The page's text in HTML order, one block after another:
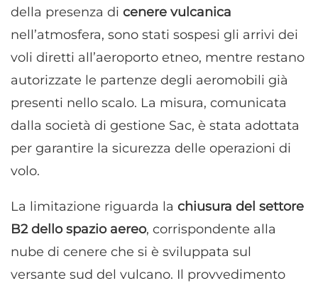
della presenza di cenere vulcanica
nell’atmosfera, sono stati sospesi gli arrivi dei
voli diretti all’aeroporto etneo, mentre restano
autorizzate le partenze degli aeromobili già
presenti nello scalo. La misura, comunicata
dalla società di gestione Sac, è stata adottata
per garantire la sicurezza delle operazioni di
volo.
La limitazione riguarda la chiusura del settore
B2 dello spazio aereo, corrispondente alla
nube di cenere che si è sviluppata sul
versante sud del vulcano. Il provvedimento